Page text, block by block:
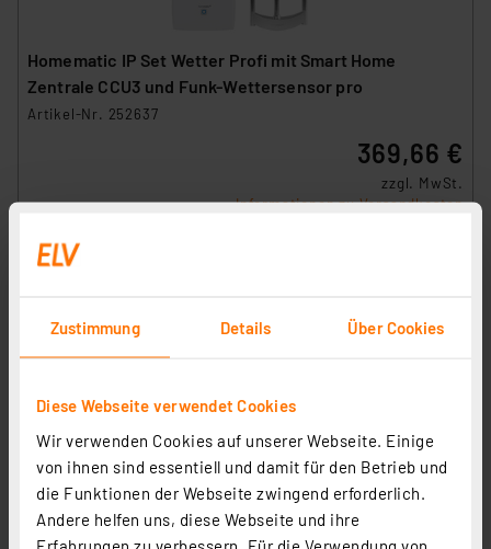
Zustimmung Details Über Cookies
Diese Webseite verwendet Cookies
Wir verwenden Cookies auf unserer Webseite. Einige
von ihnen sind essentiell und damit für den Betrieb und
die Funktionen der Webseite zwingend erforderlich.
Andere helfen uns, diese Webseite und ihre
Erfahrungen zu verbessern. Für die Verwendung von
Homematic IP Set Wetter Profi mit Smart Home
Zentrale CCU3 und Funk-Wettersensor pro
Artikel-Nr. 252637
369,66 €
zzgl. MwSt.
Informationen zu Versandkosten